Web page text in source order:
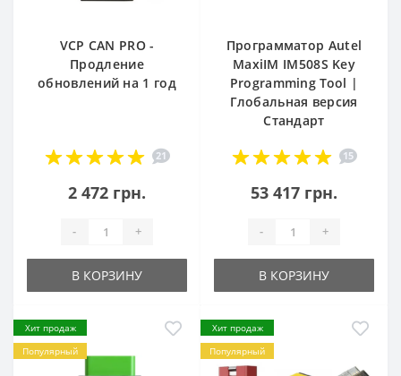
VCP CAN PRO -
Продление
обновлений на 1 год
21
2 472 грн.
- +
В КОРЗИНУ
Программатор Autel
MaxiIM IM508S Key
Programming Tool |
Глобальная версия
Стандарт
15
53 417 грн.
- +
В КОРЗИНУ
Хит продаж
Популярный
Хит продаж
Популярный